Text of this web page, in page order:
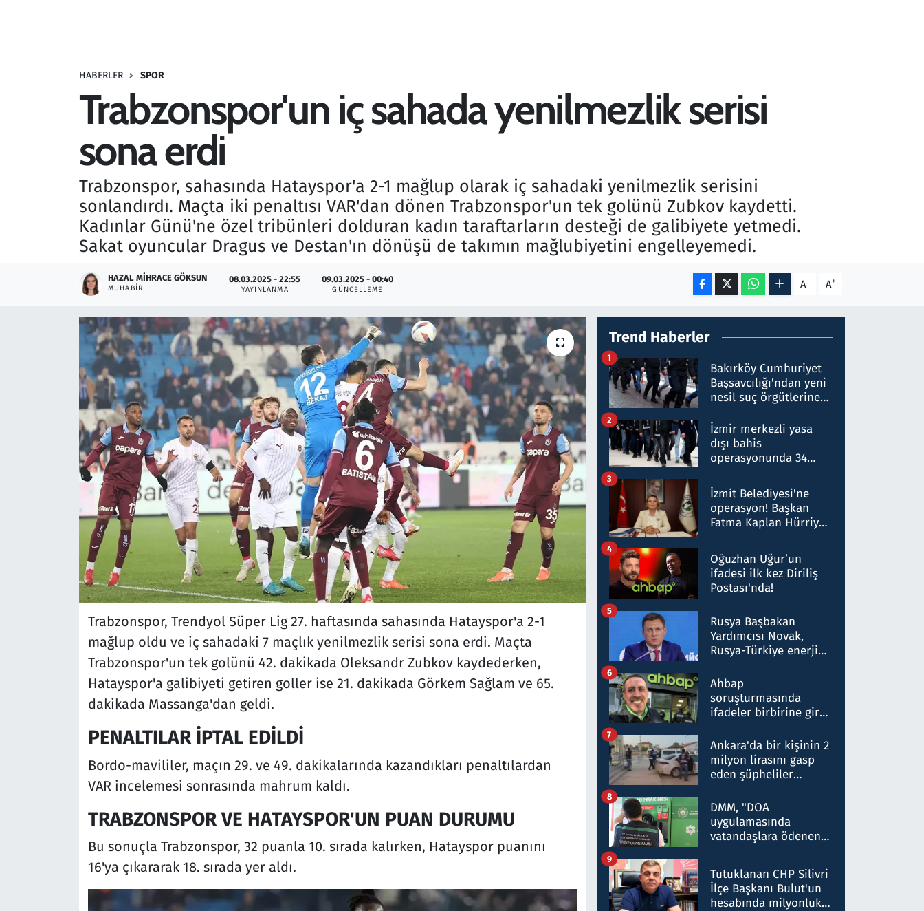
HABERLER SPOR
Trabzonspor'un iç sahada yenilmezlik serisi
sona erdi
Trabzonspor, sahasında Hatayspor'a 2-1 mağlup olarak iç sahadaki yenilmezlik serisini
sonlandırdı. Maçta iki penaltısı VAR'dan dönen Trabzonspor'un tek golünü Zubkov kaydetti.
Kadınlar Günü'ne özel tribünleri dolduran kadın taraftarların desteği de galibiyete yetmedi.
Sakat oyuncular Dragus ve Destan'ın dönüşü de takımın mağlubiyetini engelleyemedi.
HAZAL MIHRACE GÖKSUN
MUHABIR
08.03.2025 - 22:55
YAYINLANMA
09.03.2025 - 00:40
GÜNCELLEME A- A+
Trabzonspor, Trendyol Süper Lig 27. haftasında sahasında Hatayspor'a 2-1
mağlup oldu ve iç sahadaki 7 maçlık yenilmezlik serisi sona erdi. Maçta
Trabzonspor'un tek golünü 42. dakikada Oleksandr Zubkov kaydederken,
Hatayspor'a galibiyeti getiren goller ise 21. dakikada Görkem Sağlam ve 65.
dakikada Massanga'dan geldi.
PENALTILAR İPTAL EDİLDİ
Bordo-mavililer, maçın 29. ve 49. dakikalarında kazandıkları penaltılardan
VAR incelemesi sonrasında mahrum kaldı.
TRABZONSPOR VE HATAYSPOR'UN PUAN DURUMU
Bu sonuçla Trabzonspor, 32 puanla 10. sırada kalırken, Hatayspor puanını
16'ya çıkararak 18. sırada yer aldı.
Trend Haberler
Bakırköy Cumhuriyet
Başsavcılığı'ndan yeni
nesil suç örgütlerine
hakkında gözaltı kararı
1
İzmir merkezli yasa
dışı bahis
operasyonunda 34
Milyar liralık para
trafiği tespit edildi
2
İzmit Belediyesi'ne
operasyon! Başkan
Fatma Kaplan Hürriyet
3
Oğuzhan Uğur’un
ifadesi ilk kez Diriliş
Postası'nda!
4
Rusya Başbakan
Yardımcısı Novak,
Rusya-Türkiye enerji
nitelikte olduğunu
belirtti
5
Ahbap
soruşturmasında
ifadeler birbirine girdi:
ifadelerinden ortaya
çıkan tablo şok etti
6
Ankara'da bir kişinin 2
milyon lirasını gasp
eden şüpheliler
7
DMM, "DOA
uygulamasında
vatandaşlara ödenen
düşürüldüğü" iddiasını
yalanladı
8
Tutuklanan CHP Silivri
İlçe Başkanı Bulut'un
hesabında milyonluk
9
Teknoloji ve Bilim
Televizyon